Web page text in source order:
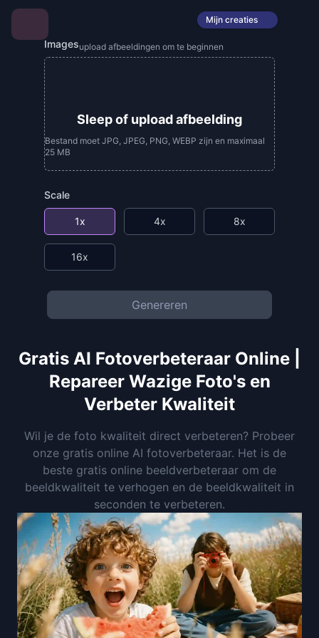
Mijn creaties
Imagesupload afbeeldingen om te beginnen
Sleep of upload afbeelding
Bestand moet JPG, JPEG, PNG, WEBP zijn en maximaal
25 MB
Scale
1x 4x 8x
16x
Genereren
Gratis AI Fotoverbeteraar Online |
Repareer Wazige Foto's en
Verbeter Kwaliteit
Wil je de foto kwaliteit direct verbeteren? Probeer
onze gratis online AI fotoverbeteraar. Het is de
beste gratis online beeldverbeteraar om de
beeldkwaliteit te verhogen en de beeldkwaliteit in
seconden te verbeteren.